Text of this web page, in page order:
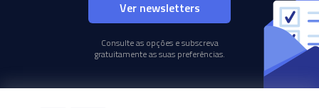
Ver newsletters
Consulte as opções e subscreva
gratuitamente as suas preferências.